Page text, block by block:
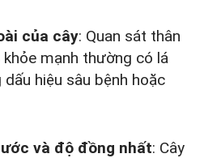
của cây: Quan sát thân
khỏe mạnh thường có lá
hiệu sâu bệnh hoặc
và độ đồng nhất: Cây